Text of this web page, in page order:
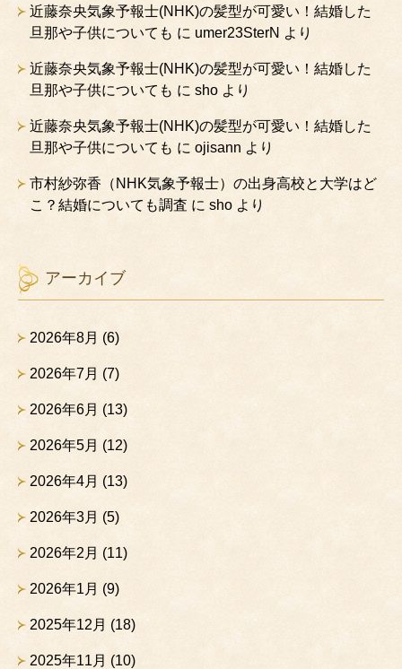
近藤奈央気象予報士(NHK)の髪型が可愛い！結婚した
旦那や子供についても に umer23SterN より
近藤奈央気象予報士(NHK)の髪型が可愛い！結婚した
旦那や子供についても に sho より
近藤奈央気象予報士(NHK)の髪型が可愛い！結婚した
旦那や子供についても に ojisann より
市村紗弥香（NHK気象予報士）の出身高校と大学はど
こ？結婚についても調査 に sho より
アーカイブ
2026年8月 (6)
2026年7月 (7)
2026年6月 (13)
2026年5月 (12)
2026年4月 (13)
2026年3月 (5)
2026年2月 (11)
2026年1月 (9)
2025年12月 (18)
2025年11月 (10)